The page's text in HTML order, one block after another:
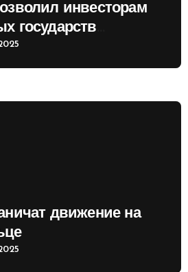
инвесторам
государств
движение на